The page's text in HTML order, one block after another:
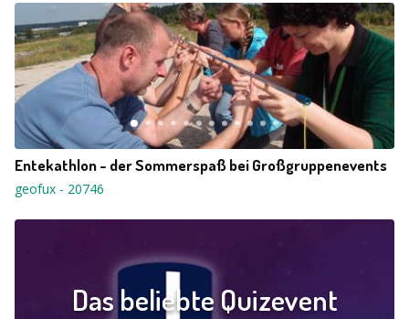
Entekathlon - der Sommerspaß bei Großgruppenevents
geofux - 20746
Das beliebte Quizevent